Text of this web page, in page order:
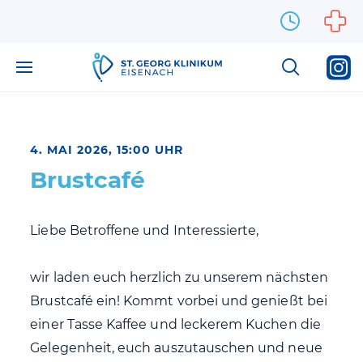
4. MAI 2026, 15:00 UHR
Brustcafé
Liebe Betroffene und Interessierte,
wir laden euch herzlich zu unserem nächsten
Brustcafé ein! Kommt vorbei und genießt bei
einer Tasse Kaffee und leckerem Kuchen die
Gelegenheit, euch auszutauschen und neue